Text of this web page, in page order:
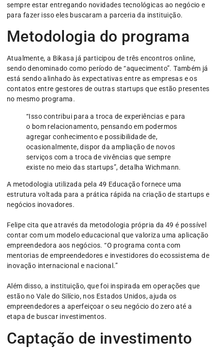
sempre estar entregando novidades tecnológicas ao negócio e
para fazer isso eles buscaram a parceria da instituição.
Metodologia do programa
Atualmente, a Bikasa já participou de três encontros online,
sendo denominado como período de “aquecimento”. Também já
está sendo alinhado às expectativas entre as empresas e os
contatos entre gestores de outras startups que estão presentes
no mesmo programa.
“Isso contribui para a troca de experiências e para
o bom relacionamento, pensando em podermos
agregar conhecimento e possibilidade de,
ocasionalmente, dispor da ampliação de novos
serviços com a troca de vivências que sempre
existe no meio das startups”, detalha Wichmann.
A metodologia utilizada pela 49 Educação fornece uma
estrutura voltada para a prática rápida na criação de startups e
negócios inovadores.
Felipe cita que através da metodologia própria da 49 é possível
contar com um modelo educacional que valoriza uma aplicação
empreendedora aos negócios. “O programa conta com
mentorias de empreendedores e investidores do ecossistema de
inovação internacional e nacional.”
Além disso, a instituição, que foi inspirada em operações que
estão no Vale do Silício, nos Estados Unidos, ajuda os
empreendedores a aperfeiçoar o seu negócio do zero até a
etapa de buscar investimentos.
Captação de investimento